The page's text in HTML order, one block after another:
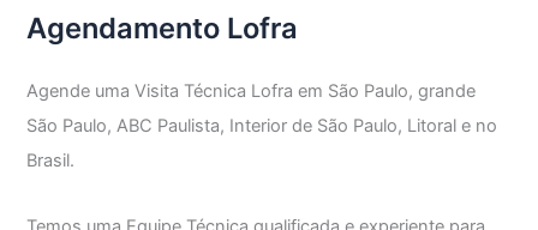
Agendamento Lofra
Agende uma Visita Técnica Lofra em São Paulo, grande
São Paulo, ABC Paulista, Interior de São Paulo, Litoral e no
Brasil.